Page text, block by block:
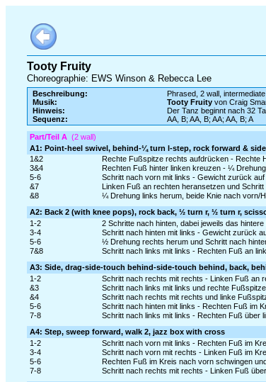
Tooty Fruity
Choreographie: EWS Winson & Rebecca Lee
Beschreibung:
Phrased, 2 wall,
Musik:
Tooty Fruityvon Craig
Hinweis:
Der Tanz beginnt nach 32
Sequenz:
AA, B; AA, B; AA; AA, B; A
Part/Teil A (2 wall)
A1: Point-heel swivel, behind-¼ turn l-step, rock forward &
1&2
Rechte Fußspitze rechts aufdrücken - Rechte
3&4
Rechten Fuß hinter linken kreuzen - ¼
5-6
Schritt nach vorn mit links - Gewicht zurück
&7
Linken Fuß an rechten heransetzen und
&8
¼ Drehung links herum, beide Knie nach vorn/
A2: Back 2 (with knee pops), rock back, ½ turn r, ½ turn r,
1-2
2 Schritte nach hinten, dabei jeweils das
3-4
Schritt nach hinten mit links - Gewicht zurück
5-6
½ Drehung rechts herum und Schritt nach
7&8
Schritt nach links mit links - Rechten Fuß an
A3: Side, drag-side-touch behind-side-touch behind, back,
1-2
Schritt nach rechts mit rechts - Linken Fuß an
&3
Schritt nach links mit links und rechte
&4
Schritt nach rechts mit rechts und linke
5-6
Schritt nach hinten mit links - Rechten Fuß im
7-8
Schritt nach links mit links - Rechten Fuß über
A4: Step, sweep forward, walk 2, jazz box with cross
1-2
Schritt nach vorn mit links - Rechten Fuß im
3-4
Schritt nach vorn mit rechts - Linken Fuß im
5-6
Rechten Fuß im Kreis nach vorn schwingen
7-8
Schritt nach rechts mit rechts - Linken Fuß